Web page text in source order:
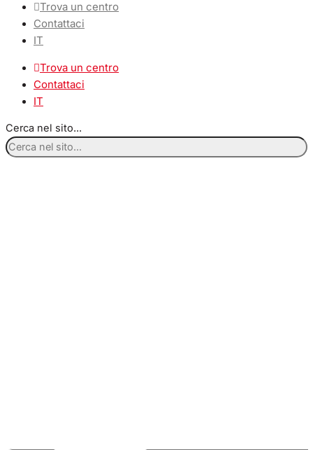
Trova un centro
Contattaci
IT
Trova un centro
Contattaci
IT
Cerca nel sito...